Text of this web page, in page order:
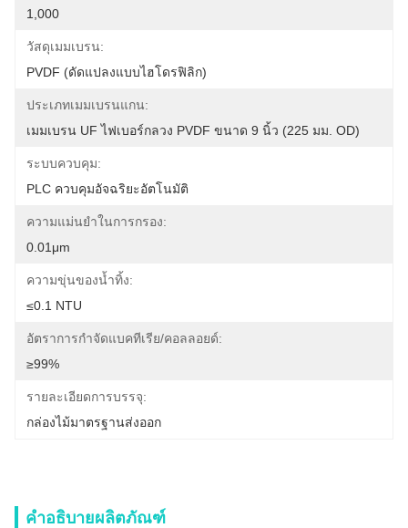
1,000
วัสดุเมมเบรน:
PVDF (ดัดแปลงแบบไฮโดรฟิลิก)
ประเภทเมมเบรนแกน:
เมมเบรน UF ไฟเบอร์กลวง PVDF ขนาด 9 นิ้ว (225 มม. OD)
ระบบควบคุม:
PLC ควบคุมอัจฉริยะอัตโนมัติ
ความแม่นยำในการกรอง:
0.01μm
ความขุ่นของน้ำทิ้ง:
≤0.1 NTU
อัตราการกำจัดแบคทีเรีย/คอลลอยด์:
≥99%
รายละเอียดการบรรจุ:
กล่องไม้มาตรฐานส่งออก
คำอธิบายผลิตภัณฑ์